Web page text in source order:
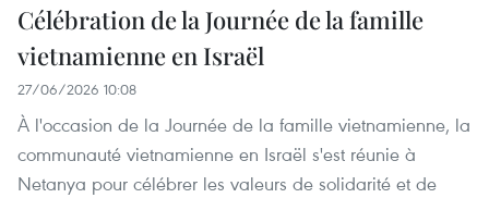
Célébration de la Journée de la famille
vietnamienne en Israël
27/06/2026 10:08
À l'occasion de la Journée de la famille vietnamienne, la
communauté vietnamienne en Israël s'est réunie à
Netanya pour célébrer les valeurs de solidarité et de